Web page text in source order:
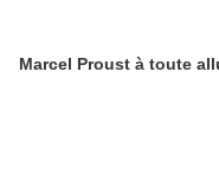
Marcel Proust à toute